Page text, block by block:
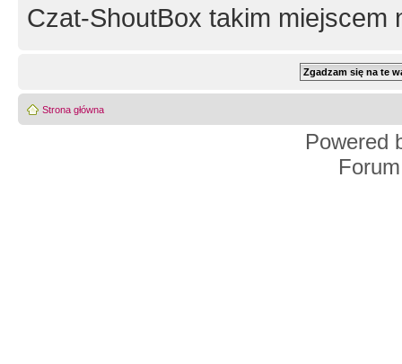
Czat-ShoutBox takim miejscem
Strona główna
Powered